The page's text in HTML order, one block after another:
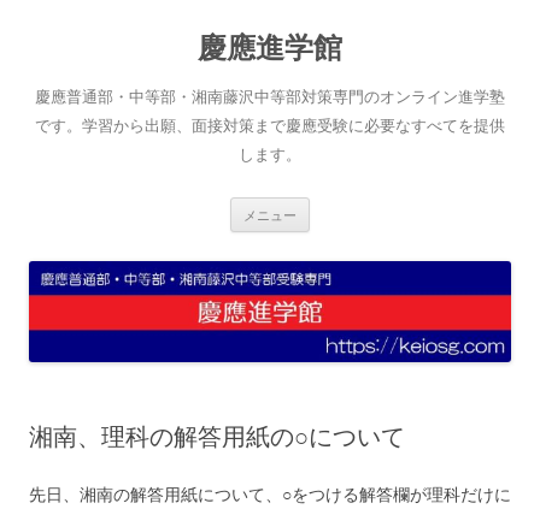
へ
ス
キ
慶應進学館
慶應普通部・中等部・湘南藤沢中等部対策専門のオンライン進学塾
です。学習から出願、面接対策まで慶應受験に必要なすべてを提供
します。
メニュー
湘南、理科の解答用紙の○について
先日、湘南の解答用紙について、○をつける解答欄が理科だけに